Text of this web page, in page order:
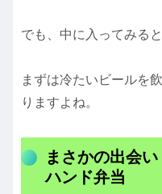
でも、中に入ってみる
まずは冷たいビールを
りますよね。
まさかの出会
ハンド弁当